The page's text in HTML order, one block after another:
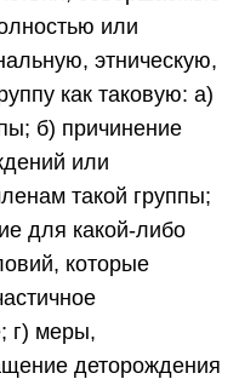
или
этническую,
как таковую: а)
б) причинение
или
такой группы;
для какой-либо
которые
г) меры,
деторождения